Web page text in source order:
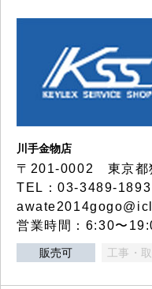
川手金物店
〒201-0002 東京都
TEL：03-3489-
営業時間：6:30〜
販売可 工事・